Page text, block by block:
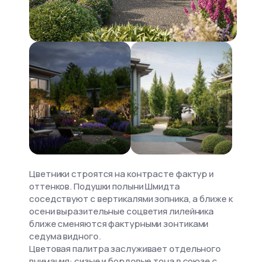
Цветники строятся на контрасте фактур и
оттенков. Подушки полыни Шмидта
соседствуют с вертикалями зопника, а ближе к
осени выразительные соцветия лилейника
ближе сменяются фактурными зонтиками
седума видного.
Цветовая палитра заслуживает отдельного